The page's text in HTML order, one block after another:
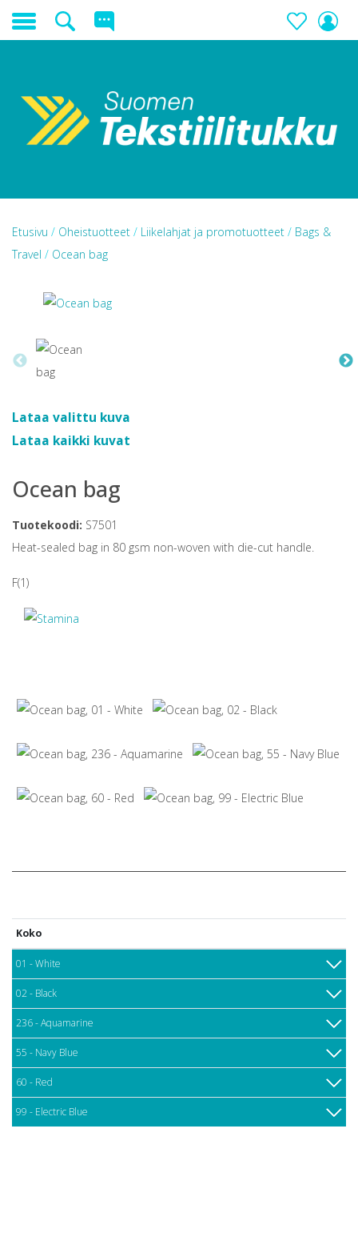
Etusivu / Oheistuotteet / Liikelahjat ja promotuotteet / Bags &
Travel / Ocean bag
Lataa valittu kuva
Lataa kaikki kuvat
Ocean bag
Tuotekoodi: S7501
Heat-sealed bag in 80 gsm non-woven with die-cut handle.
F(1)
Koko
01 - White
02 - Black
236 - Aquamarine
55 - Navy Blue
60 - Red
99 - Electric Blue